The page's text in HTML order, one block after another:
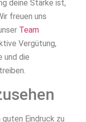
deine Stärke ist,
freuen uns
Team
Vergütung,
und die
Eindruck zu